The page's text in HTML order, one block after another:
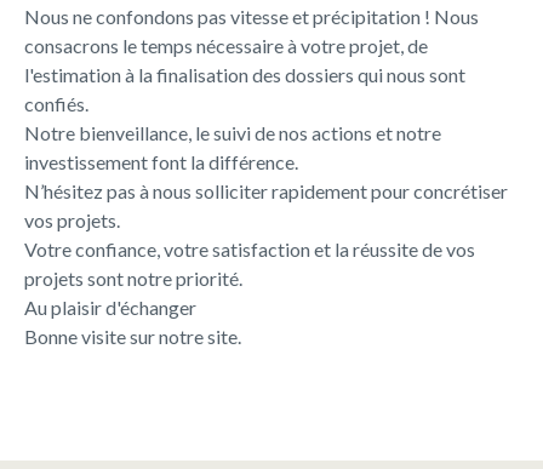
Nous ne confondons pas vitesse et précipitation ! Nous
consacrons le temps nécessaire à votre projet, de
l'estimation à la finalisation des dossiers qui nous sont
confiés.
Notre bienveillance, le suivi de nos actions et notre
investissement font la différence.
N’hésitez pas à nous solliciter rapidement pour concrétiser
vos projets.
Votre confiance, votre satisfaction et la réussite de vos
projets sont notre priorité.
Au plaisir d'échanger
Bonne visite sur notre site.